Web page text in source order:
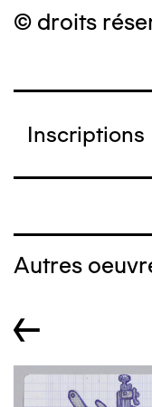
© droits
Inscriptions
Autres
←